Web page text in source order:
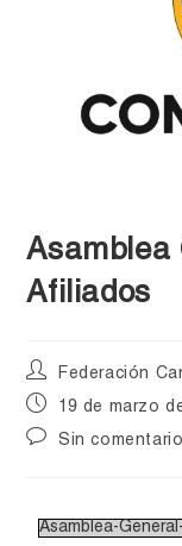
Asamblea
Afiliados
Federación
19 de marzo
Sin
Asamblea-